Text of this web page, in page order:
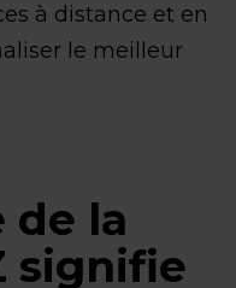
à distance et en
le meilleur
de la
signifie